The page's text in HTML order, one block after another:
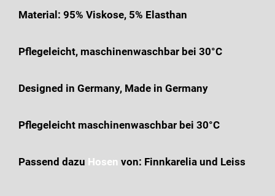
Material: 95% Viskose, 5% Elasthan
Pflegeleicht, maschinenwaschbar bei 30°C
Designed in Germany, Made in Germany
Pflegeleicht maschinenwaschbar bei 30°C
Passend dazu Hosen von: Finnkarelia und Leiss